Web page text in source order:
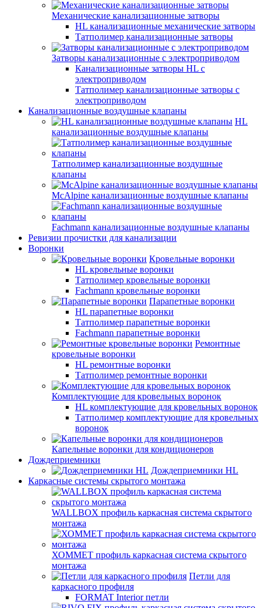
Механические канализационные затворы
HL канализационные механические затворы
Татполимер канализационные затворы
Затворы канализационные с электроприводом
Канализационные затворы HL с
электроприводом
Татполимер канализационные затворы с
электроприводом
Канализационные воздушные клапаны
HL
канализационные воздушные клапаны
Татполимер канализационные воздушные
клапаны
McAlpine канализационные воздушные клапаны
Fachmann канализационные воздушные клапаны
Ревизии прочистки для канализации
Воронки
Кровельные воронки
HL кровельные воронки
Татполимер кровельные воронки
Fachmann кровельные воронки
Парапетные воронки
HL парапетные воронки
Татполимер парапетные воронки
Fachmann парапетные воронки
Ремонтные
кровельные воронки
HL ремонтные воронки
Татполимер ремонтные воронки
Комплектующие для кровельных воронок
HL комплектующие для кровельных воронок
Татполимер комплектующие для кровельных
воронок
Капельные воронки для кондиционеров
Дождеприемники
Дождеприемники HL
Каркасные системы скрытого монтажа
WALLBOX профиль каркасная система скрытого
монтажа
ХОММЕТ профиль каркасная система скрытого
монтажа
Петли для
каркасного профиля
FORMAT Interior петли